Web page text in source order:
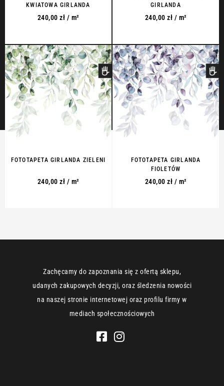
KWIATOWA GIRLANDA
240,00 zł / m²
GIRLANDA
240,00 zł / m²
FOTOTAPETA GIRLANDA ZIELENI
240,00 zł / m²
FOTOTAPETA GIRLANDA
FIOLETÓW
240,00 zł / m²
Zachęcamy do zapoznania się z ofertą sklepu,
udanych zakupowych decyzji, oraz śledzenia nowości
na naszej stronie internetowej oraz profilu firmy w
mediach społecznościowych